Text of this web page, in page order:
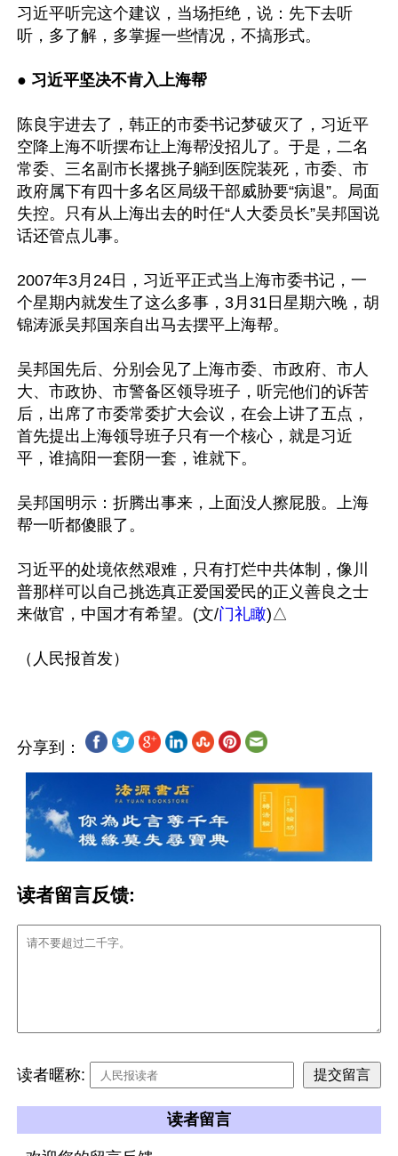
习近平听完这个建议，当场拒绝，说：先下去听
听，多了解，多掌握一些情况，不搞形式。
● 习近平坚决不肯入上海帮
陈良宇进去了，韩正的市委书记梦破灭了，习近平
空降上海不听摆布让上海帮没招儿了。于是，二名
常委、三名副市长撂挑子躺到医院装死，市委、市
政府属下有四十多名区局级干部威胁要“病退”。局面
失控。只有从上海出去的时任“人大委员长”吴邦国说
话还管点儿事。
2007年3月24日，习近平正式当上海市委书记，一
个星期内就发生了这么多事，3月31日星期六晚，胡
锦涛派吴邦国亲自出马去摆平上海帮。
吴邦国先后、分别会见了上海市委、市政府、市人
大、市政协、市警备区领导班子，听完他们的诉苦
后，出席了市委常委扩大会议，在会上讲了五点，
首先提出上海领导班子只有一个核心，就是习近
平，谁搞阳一套阴一套，谁就下。
吴邦国明示：折腾出事来，上面没人擦屁股。上海
帮一听都傻眼了。
习近平的处境依然艰难，只有打烂中共体制，像川
普那样可以自己挑选真正爱国爱民的正义善良之士
来做官，中国才有希望。(文/门礼瞰)△
分享到：
读者留言反馈:
读者暱称:
读者留言